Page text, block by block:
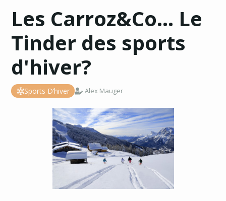
Les Carroz&Co... Le
Tinder des sports
d'hiver?
Sports D’hiver Alex Mauger